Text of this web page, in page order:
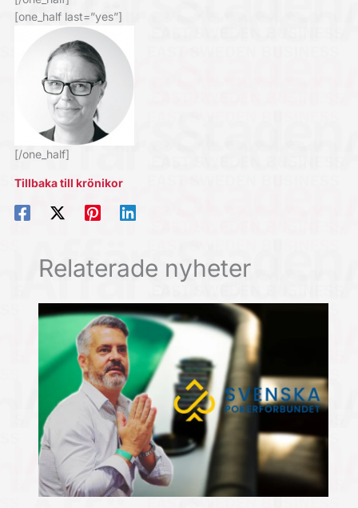
[one_half last=”yes”]
[/one_half]
Tillbaka till krönikor
Relaterade nyheter